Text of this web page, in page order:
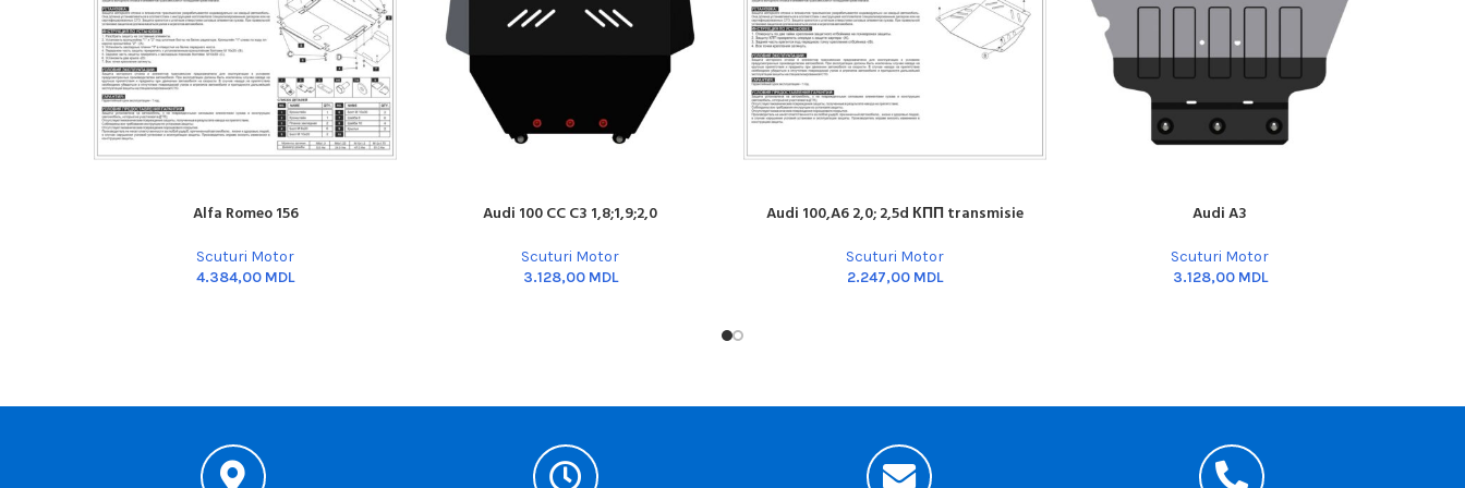
Alfa Romeo 156
Scuturi Motor
MDL
ADD TO CARTAudi 100 CC C3 1,8;1,9;2,0
Scuturi Motor
MDL
ADD TO CART
Audi 100,A6 2,0; 2,5d КПП transmisie
Scuturi Motor
MDL
Audi A3
Scuturi Motor
MDL